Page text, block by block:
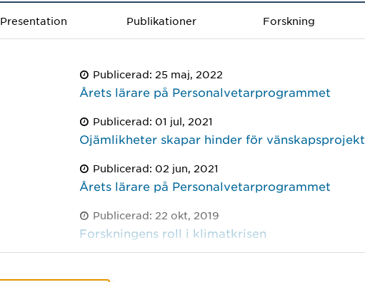
Presentation Publikationer Forskning
Publicerad: 25 maj, 2022
Årets lärare på Personalvetarprogrammet
Publicerad: 01 jul, 2021
Ojämlikheter skapar hinder för vänskapsprojekt
Publicerad: 02 jun, 2021
Årets lärare på Personalvetarprogrammet
Publicerad: 22 okt, 2019
Forskningens roll i klimatkrisen